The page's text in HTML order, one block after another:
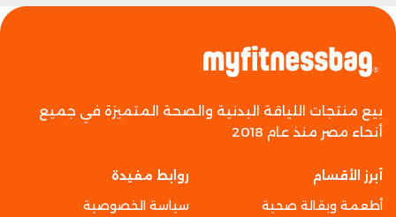
بيع منتجات اللياقة البدنية والصحة المتميزة في جميع
أنحاء مصر منذ عام 2018
أبرز الأقسام
أطعمة وبقالة صحية
روابط مفيدة
سياسة الخصوصية